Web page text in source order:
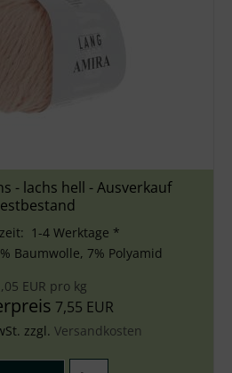
- lachs hell - Ausverkauf
1-4 Werktage *
Baumwolle, 7% Polyamid
EUR pro kg
7,55 EUR
zzgl. Versandkosten